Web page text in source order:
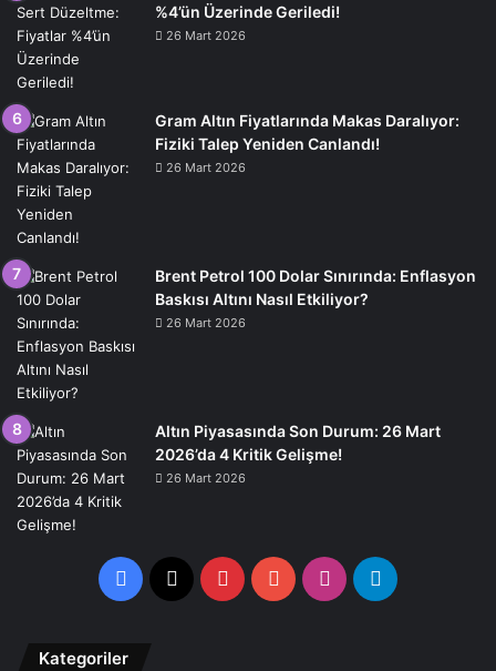
%4’ün Üzerinde Geriledi!
26 Mart 2026
Gram Altın Fiyatlarında Makas Daralıyor:
Fiziki Talep Yeniden Canlandı!
26 Mart 2026
Brent Petrol 100 Dolar Sınırında: Enflasyon
Baskısı Altını Nasıl Etkiliyor?
26 Mart 2026
Altın Piyasasında Son Durum: 26 Mart
2026’da 4 Kritik Gelişme!
26 Mart 2026
Facebook PinterestYouTubeInstagramTelegram
Kategoriler